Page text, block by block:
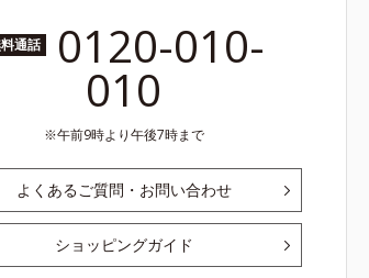
通話 0120-010-
010
午前9時より午後7時まで
よくあるご質問・お問い合わせ
ショッピングガイド